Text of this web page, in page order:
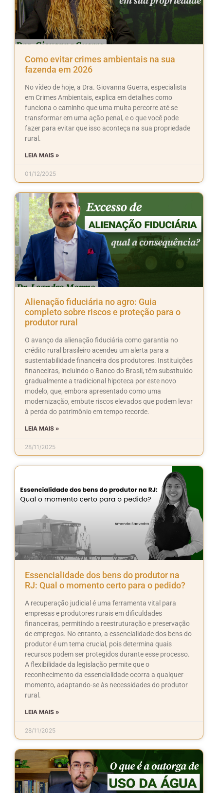
Como evitar crimes ambientais na sua
fazenda em 2026
No vídeo de hoje, a Dra. Giovanna Guerra, especialista
em Crimes Ambientais, explica em detalhes como
funciona o caminho que uma multa percorre até se
transformar em uma ação penal, e o que você pode
fazer para evitar que isso aconteça na sua propriedade
rural.
LEIA MAIS »
01/12/2025
Alienação fiduciária no agro: Guia
completo sobre riscos e proteção para o
produtor rural
O avanço da alienação fiduciária como garantia no
crédito rural brasileiro acendeu um alerta para a
sustentabilidade financeira dos produtores. Instituições
financeiras, incluindo o Banco do Brasil, têm substituído
gradualmente a tradicional hipoteca por este novo
modelo, que, embora apresentado como uma
modernização, embute riscos elevados que podem levar
à perda do patrimônio em tempo recorde.
LEIA MAIS »
28/11/2025
Essencialidade dos bens do produtor na
RJ: Qual o momento certo para o pedido?
A recuperação judicial é uma ferramenta vital para
empresas e produtores rurais em dificuldades
financeiras, permitindo a reestruturação e preservação
de empregos. No entanto, a essencialidade dos bens do
produtor é um tema crucial, pois determina quais
recursos podem ser protegidos durante esse processo.
A flexibilidade da legislação permite que o
reconhecimento da essencialidade ocorra a qualquer
momento, adaptando-se às necessidades do produtor
rural.
LEIA MAIS »
28/11/2025